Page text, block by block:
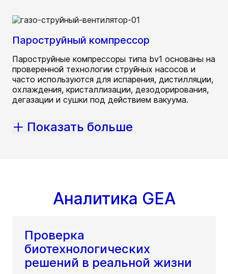
Пароструйный компрессор
Пароструйные компрессоры типа bv1 основаны на
проверенной технологии струйных насосов и
часто используются для испарения, дистилляции,
охлаждения, кристаллизации, дезодорирования,
дегазации и сушки под действием вакуума.
Показать больше
Аналитика GEA
Проверка
биотехнологических
решений в реальной жизни